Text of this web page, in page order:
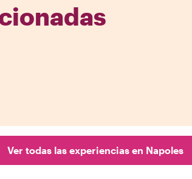
Ver todas las experiencias en Napoles